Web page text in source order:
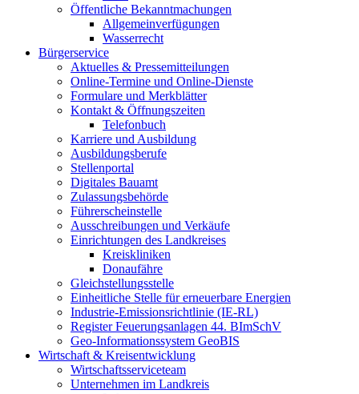
Öffentliche Bekanntmachungen
Allgemeinverfügungen
Wasserrecht
Bürgerservice
Aktuelles & Pressemitteilungen
Online-Termine und Online-Dienste
Formulare und Merkblätter
Kontakt & Öffnungszeiten
Telefonbuch
Karriere und Ausbildung
Ausbildungsberufe
Stellenportal
Digitales Bauamt
Zulassungsbehörde
Führerscheinstelle
Ausschreibungen und Verkäufe
Einrichtungen des Landkreises
Kreiskliniken
Donaufähre
Gleichstellungsstelle
Einheitliche Stelle für erneuerbare Energien
Industrie-Emissionsrichtlinie (IE-RL)
Register Feuerungsanlagen 44. BImSchV
Geo-Informationssystem GeoBIS
Wirtschaft & Kreisentwicklung
Wirtschaftsserviceteam
Unternehmen im Landkreis